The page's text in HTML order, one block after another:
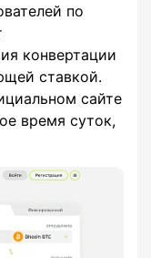
по
конвертации
ставкой.
сайте
время суток,